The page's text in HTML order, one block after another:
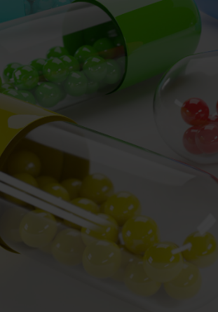
Kohlenhydrate
Hormon-Booster